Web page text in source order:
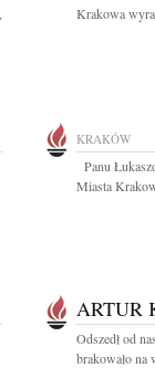
Krakowa
KRAKÓW
Panu
Miasta
ARTUR
Odszedł od
brakowało na